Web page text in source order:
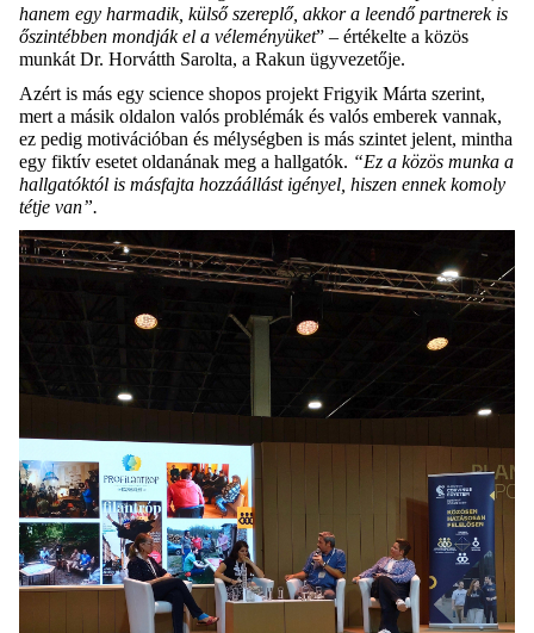
hanem egy harmadik, külső szereplő, akkor a leendő partnerek is
őszintébben mondják el a véleményüket” – értékelte a közös
munkát Dr. Horvátth Sarolta, a Rakun ügyvezetője.
Azért is más egy science shopos projekt Frigyik Márta szerint,
mert a másik oldalon valós problémák és valós emberek vannak,
ez pedig motivációban és mélységben is más szintet jelent, mintha
egy fiktív esetet oldanának meg a hallgatók. “Ez a közös munka a
hallgatóktól is másfajta hozzáállást igényel, hiszen ennek komoly
tétje van”.